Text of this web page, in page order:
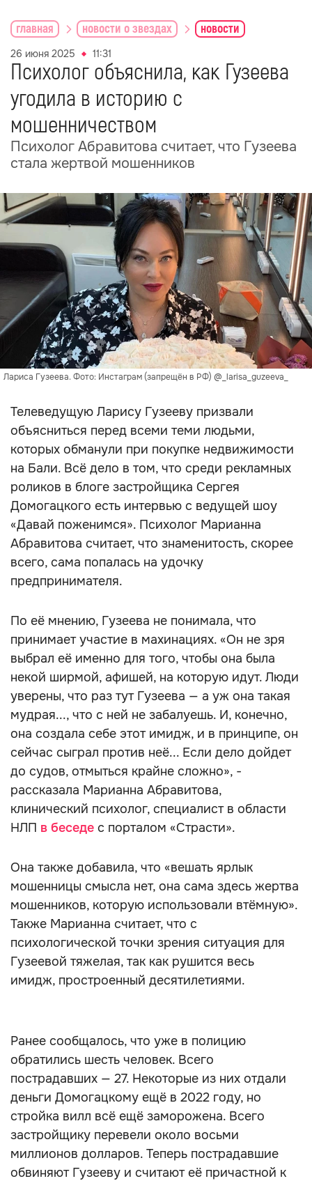
главная новости о звездах новости
26 июня 2025 11:31
Психолог объяснила, как Гузеева
угодила в историю с
мошенничеством
Психолог Абравитова считает, что Гузеева
стала жертвой мошенников
Лариса Гузеева. Фото: Инстаграм (запрещён в РФ) @_larisa_guzeeva_
Телеведущую Ларису Гузееву призвали
объясниться перед всеми теми людьми,
которых обманули при покупке недвижимости
на Бали. Всё дело в том, что среди рекламных
роликов в блоге застройщика Сергея
Домогацкого есть интервью с ведущей шоу
«Давай поженимся». Психолог Марианна
Абравитова считает, что знаменитость, скорее
всего, сама попалась на удочку
предпринимателя.
По её мнению, Гузеева не понимала, что
принимает участие в махинациях. «Он не зря
выбрал её именно для того, чтобы она была
некой ширмой, афишей, на которую идут. Люди
уверены, что раз тут Гузеева — а уж она такая
мудрая..., что с ней не забалуешь. И, конечно,
она создала себе этот имидж, и в принципе, он
сейчас сыграл против неё... Если дело дойдет
до судов, отмыться крайне сложно», -
рассказала Марианна Абравитова,
клинический психолог, специалист в области
НЛП в беседе с порталом «Страсти».
Она также добавила, что «вешать ярлык
мошенницы смысла нет, она сама здесь жертва
мошенников, которую использовали втёмную».
Также Марианна считает, что с
психологической точки зрения ситуация для
Гузеевой тяжелая, так как рушится весь
имидж, простроенный десятилетиями.
Ранее сообщалось, что уже в полицию
обратились шесть человек. Всего
пострадавших — 27. Некоторые из них отдали
деньги Домогацкому ещё в 2022 году, но
стройка вилл всё ещё заморожена. Всего
застройщику перевели около восьми
миллионов долларов. Теперь пострадавшие
обвиняют Гузееву и считают её причастной к